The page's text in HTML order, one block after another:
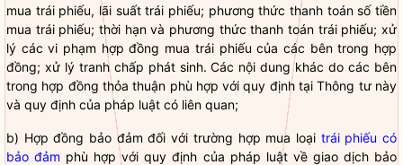
mua trái phiếu, lãi suất trái phiếu; phương thức thanh toán số tiền
mua trái phiếu; thời hạn và phương thức thanh toán trái phiếu; xử
lý các vi phạm hợp đồng mua trái phiếu của các bên trong hợp
đồng; xử lý tranh chấp phát sinh. Các nội dung khác do các bên
trong hợp đồng thỏa thuận phù hợp với quy định tại Thông tư này
và quy định của pháp luật có liên quan;
b) Hợp đồng bảo đảm đối với trường hợp mua loại trái phiếu có
bảo đảm phù hợp với quy định của pháp luậtvề giao dịch bảo